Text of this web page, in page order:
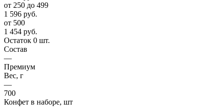
от 250 до 499
1 596 руб.
от 500
1 454 руб.
Остаток 0 шт.
Состав
—
Премиум
Вес, г
—
700
Конфет в наборе, шт